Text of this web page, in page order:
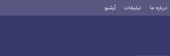
درباره ما تبلیغات آرشیو